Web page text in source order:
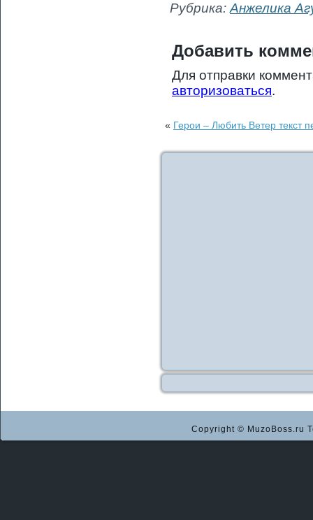
Рубрика: Анжелика
Добавить
Для отправки
авторизоваться.
« Герои – Любить Ветер текст
Copyright © MuzoBoss.ru